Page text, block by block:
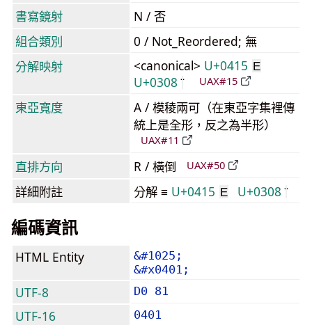
書寫鏡射
N / 否
組合類別
0 / Not_Reordered; 無
分解映射
<canonical> U+0415 Е
U+0308 UAX#15
東亞寬度
A / 模稜兩可（在東亞字集裡傳
統上是全形，反之為半形）
UAX#11
直排方向 R / 橫倒 UAX#50
詳細附註 分解 ≡ U+0415 Е U+0308
編碼資訊
HTML Entity
&#1025;
&#x0401;
UTF-8 D0 81
UTF-16 0401